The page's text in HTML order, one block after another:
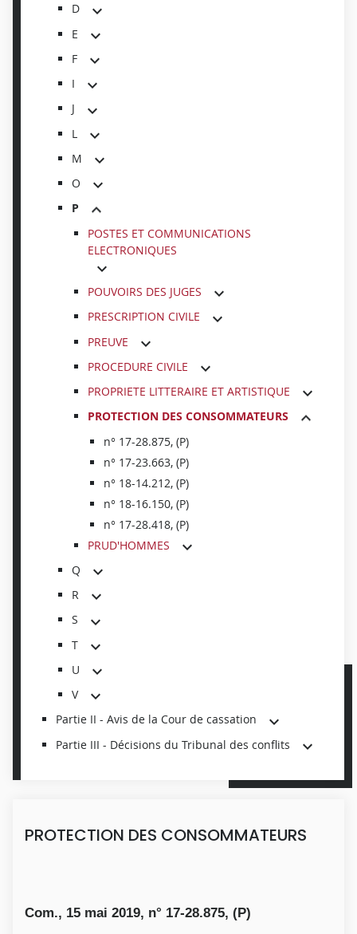
D
E
F
I
J
L
M
O
P
POSTES ET COMMUNICATIONS
ELECTRONIQUES
POUVOIRS DES JUGES
PRESCRIPTION CIVILE
PREUVE
PROCEDURE CIVILE
PROPRIETE LITTERAIRE ET ARTISTIQUE
PROTECTION DES CONSOMMATEURS
n° 17-28.875, (P)
n° 17-23.663, (P)
n° 18-14.212, (P)
n° 18-16.150, (P)
n° 17-28.418, (P)
PRUD'HOMMES
Q
R
S
T
U
V
Partie II - Avis de la Cour de cassation
Partie III - Décisions du Tribunal des conflits
PROTECTION DES CONSOMMATEURS
Com., 15 mai 2019, n° 17-28.875, (P)